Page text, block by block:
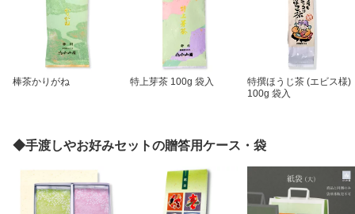
棒茶かりがね 特上芽茶 100g 袋入
特撰ほうじ茶 (エビス様)
100g 袋入
◆手渡しやお好みセットの贈答用ケース・袋